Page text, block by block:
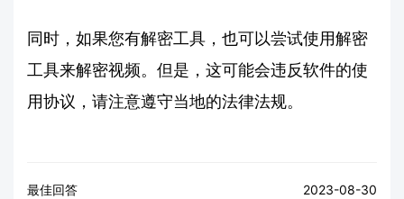
同时，如果您有解密工具，也可以尝试使用解密
工具来解密视频。但是，这可能会违反软件的使
用协议，请注意遵守当地的法律法规。
最佳回答 2023-08-30